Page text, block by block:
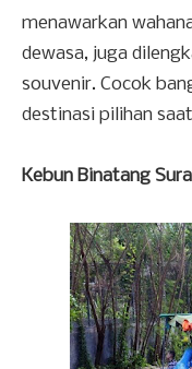
menawarkan
dewasa, juga
souvenir. Cocok
destinasi pilihan
Kebun Binatang